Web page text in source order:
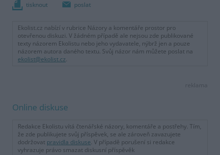
tisknout poslat
Ekolist.cz nabízí v rubrice Názory a komentáře prostor pro
otevřenou diskuzi. V žádném případě ale nejsou zde publikované
texty názorem Ekolistu nebo jeho vydavatele, nýbrž jen a pouze
názorem autora daného textu. Svůj názor nám můžete poslat na
ekolist@ekolist.cz.
reklama
Online diskuse
Redakce Ekolistu vítá čtenářské názory, komentáře a postřehy. Tím,
že zde publikujete svůj příspěvek, se ale zároveň zavazujete
dodržovat pravidla diskuse. V případě porušení si redakce
vyhrazuje právo smazat diskusní příspěvěk